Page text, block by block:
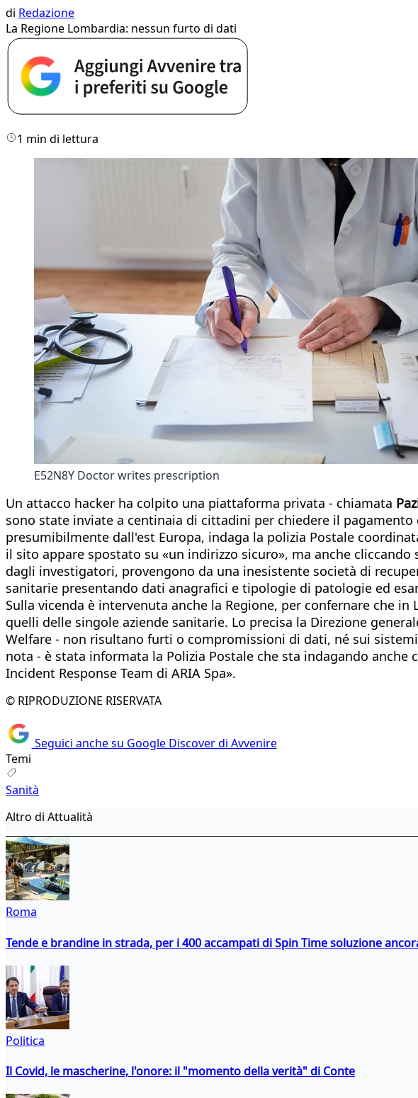
di Redazione
La Regione Lombardia: nessun furto di dati
1 min di lettura
E52N8Y Doctor writes prescription
Un attacco hacker ha colpito una piattaforma privata - chiamata
sono state inviate a centinaia di cittadini per chiedere il
presumibilmente dall'est Europa, indaga la polizia Postale
il sito appare spostato su «un indirizzo sicuro», ma anche
dagli investigatori, provengono da una inesistente società di
sanitarie presentando dati anagrafici e tipologie di patologie ed
Sulla vicenda è intervenuta anche la Regione, per confernare che
quelli delle singole aziende sanitarie. Lo precisa la Direzione
Welfare - non risultano furti o compromissioni di dati, né sui
nota - è stata informata la Polizia Postale che sta indagando
Incident Response Team di ARIA Spa».
© RIPRODUZIONE RISERVATA
Seguici anche su Google Discover di Avvenire
Temi
Sanità
Altro di Attualità
Roma
Tende e brandine in strada, per i 400 accampati di Spin Time soluzione
Politica
Il Covid, le mascherine, l'onore: il "momento della verità" di Conte